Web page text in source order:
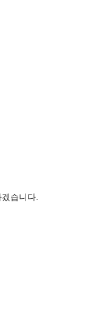
Characteristics
Ulvis Hewage
and Egg
,
습니다.